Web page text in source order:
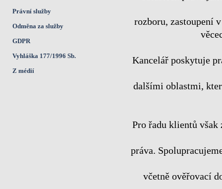
Právní služby
Odměna za služby
GDPR
Vyhláška 177/1996 Sb.
Z médií
rozboru, zastoupení
Kancelář poskytuje
dalšími oblastmi,
Pro řadu klientů
práva.
včetně ověřovací